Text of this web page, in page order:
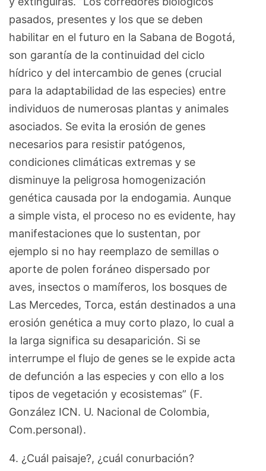
pasados, presentes y los que se deben
habilitar en el futuro en la Sabana de Bogotá,
son garantía de la continuidad del ciclo
hídrico y del intercambio de genes (crucial
para la adaptabilidad de las especies) entre
individuos de numerosas plantas y animales
asociados. Se evita la erosión de genes
necesarios para resistir patógenos,
condiciones climáticas extremas y se
disminuye la peligrosa homogenización
genética causada por la endogamia. Aunque
a simple vista, el proceso no es evidente, hay
manifestaciones que lo sustentan, por
ejemplo si no hay reemplazo de semillas o
aporte de polen foráneo dispersado por
aves, insectos o mamíferos, los bosques de
Las Mercedes, Torca, están destinados a una
erosión genética a muy corto plazo, lo cual a
la larga significa su desaparición. Si se
interrumpe el flujo de genes se le expide acta
de defunción a las especies y con ello a los
tipos de vegetación y ecosistemas” (F.
González ICN. U. Nacional de Colombia,
Com.personal).
4. ¿Cuál paisaje?, ¿cuál conurbación?